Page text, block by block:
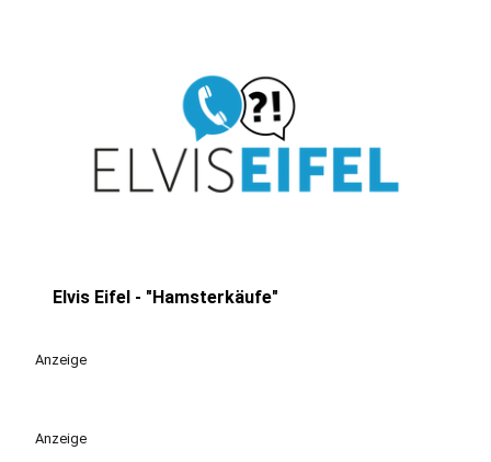
Elvis Eifel - "Hamsterkäufe"
Anzeige
Anzeige